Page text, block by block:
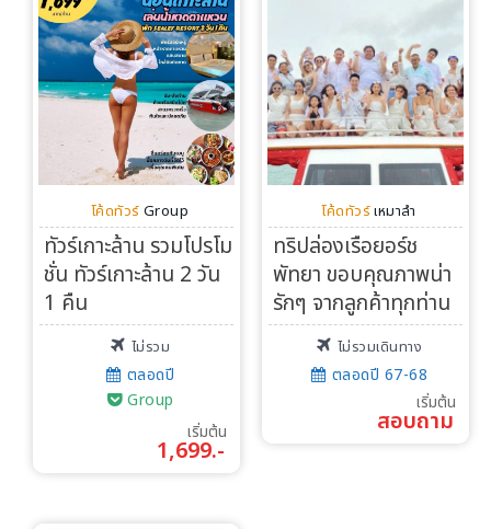
โค้ดทัวร์ Group
ทัวร์เกาะล้าน รวมโปรโม
ชั่น ทัวร์เกาะล้าน 2 วัน
1 คืน
ไม่รวม
ตลอดปี
Group
เริ่มต้น
1,699.-
โค้ดทัวร์ เหมาลำ
ทริปล่องเรือยอร์ช
พัทยา ขอบคุณภาพน่า
รักๆ จากลูกค้าทุกท่าน
ไม่รวมเดินทาง
ตลอดปี 67-68
เริ่มต้น
สอบถาม